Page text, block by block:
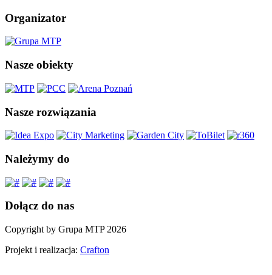
Organizator
Nasze obiekty
Nasze rozwiązania
Należymy do
Dołącz do nas
Copyright by Grupa MTP 2026
Projekt i realizacja: Crafton